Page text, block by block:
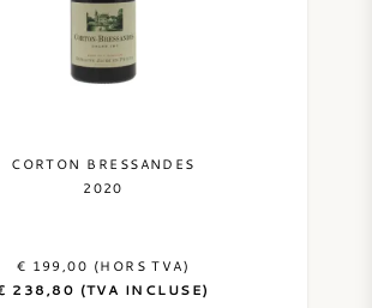
CORTON BRESSANDES
2020
€ 199,00 (HORS TVA)
238,80 (TVA INCLUSE)